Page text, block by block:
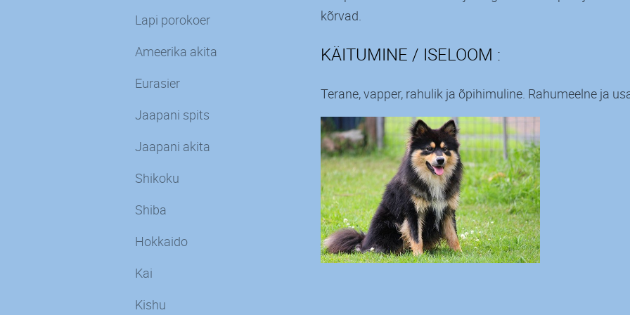
Lapi porokoer
Ameerika akita
Eurasier
Jaapani spits
Jaapani akita
Shikoku
Shiba
Hokkaido
Kai
Kishu
kõrvad.
KÄITUMINE / ISELOOM :
Terane, vapper, rahulik ja õpihimuline. Rahumeelne ja